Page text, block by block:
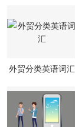
外贸分类英语词汇